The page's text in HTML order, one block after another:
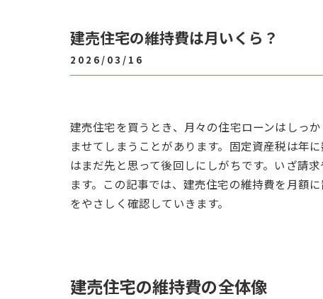
建売住宅の維持費は月いくら？
2026/03/16
建売住宅を買うとき、月々の住宅ローンはしっ
ませてしまうことがあります。固定資産税は年
はまだ先と思って後回しにしがちです。いざ請
ます。この記事では、建売住宅の維持費を月額
をやさしく確認していきます。
建売住宅の維持費の全体像